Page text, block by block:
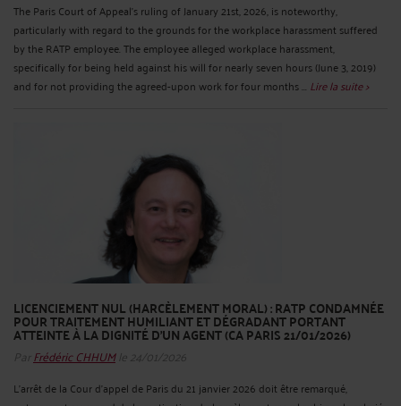
The Paris Court of Appeal's ruling of January 21st, 2026, is noteworthy,
particularly with regard to the grounds for the workplace harassment suffered
by the RATP employee. The employee alleged workplace harassment,
specifically for being held against his will for nearly seven hours (June 3, 2019)
and for not providing the agreed-upon work for four months ... Lire la suite >
LICENCIEMENT NUL (HARCÈLEMENT MORAL) : RATP CONDAMNÉE
POUR TRAITEMENT HUMILIANT ET DÉGRADANT PORTANT
ATTEINTE À LA DIGNITÉ D’UN AGENT (CA PARIS 21/01/2026)
Par Frédéric CHHUMle 24/01/2026
L’arrêt de la Cour d’appel de Paris du 21 janvier 2026 doit être remarqué,